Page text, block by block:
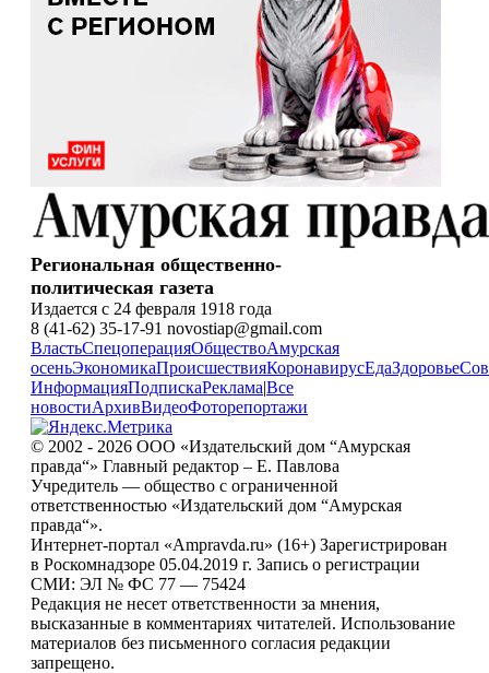
Региональная общественно-
политическая газета
Издается с 24 февраля 1918 года
8 (41-62) 35-17-91 novostiap@gmail.com
ВластьСпецоперацияОбществоАмурская
осеньЭкономикаПроисшествияКоронавирусЕдаЗдоровье
ИнформацияПодпискаРеклама|Все
новостиАрхивВидеоФоторепортажи
© 2002 - 2026 ООО «Издательский дом “Амурская
правда“» Главный редактор – Е. Павлова
Учредитель — общество с ограниченной
ответственностью «Издательский дом “Амурская
правда“».
Интернет-портал «Ampravda.ru» (16+) Зарегистрирован
в Роскомнадзоре 05.04.2019 г. Запись о регистрации
СМИ: ЭЛ № ФС 77 — 75424
Редакция не несет ответственности за мнения,
высказанные в комментариях читателей. Использование
материалов без письменного согласия редакции
запрещено.